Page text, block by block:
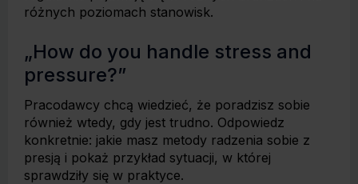
różnych poziomach stanowisk.
„How do you handle stress and
pressure?”
Pracodawcy chcą wiedzieć, że poradzisz sobie
również wtedy, gdy jest trudno. Odpowiedz
konkretnie: jakie masz metody radzenia sobie z
presją i pokaż przykład sytuacji, w której
sprawdziły się w praktyce.